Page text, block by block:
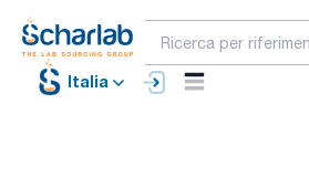
Italia